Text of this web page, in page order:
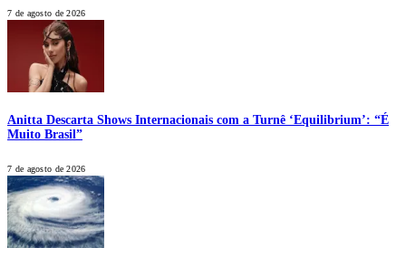
7 de agosto de 2026
Anitta Descarta Shows Internacionais com a Turnê ‘Equilibrium’: “É
Muito Brasil”
7 de agosto de 2026